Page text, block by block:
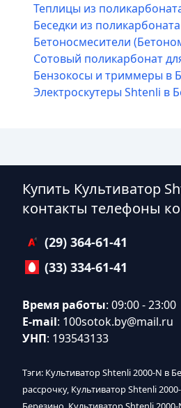
Теплицы из
Беседки из
Бетоносмесители
Сотовый поликарбонат
Бензокосы и триммеры в
Электроскутеры Shtenli в
Купить Культиватор
контакты телефоны
(29) 364-61-41
(33) 334-61-41
Время работы: 09:00 - 23:00
E-mail: 100sotok.by@mail.ru
УНП: 193543133
Тэги: Культиватор Shtenli 2000-N в
рассрочку, Культиватор Shtenli